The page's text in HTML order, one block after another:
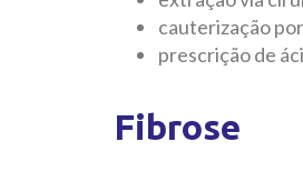
cauterização
prescrição de
Fibrose